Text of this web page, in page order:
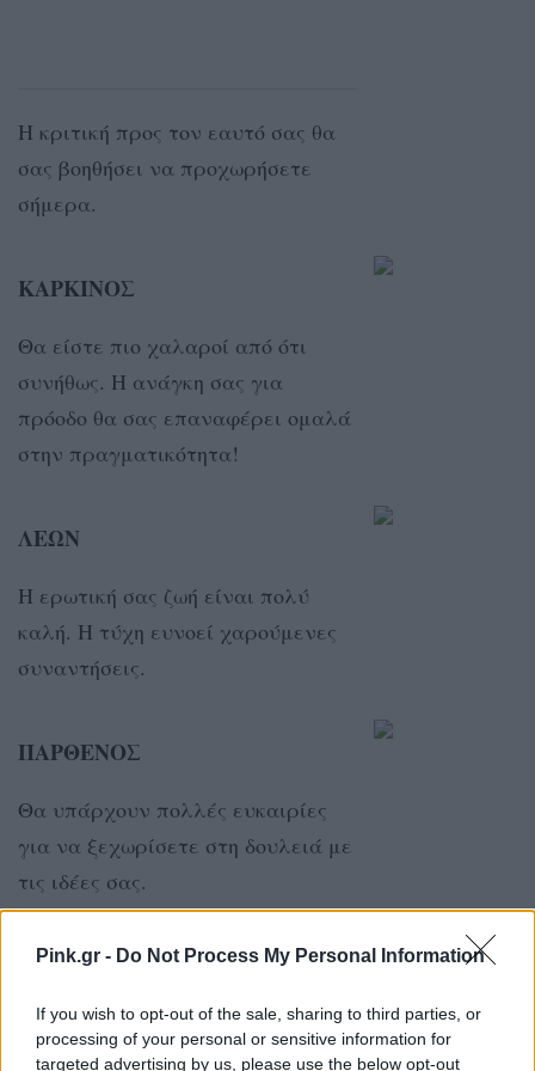
Pink.gr - Do Not Process My Personal Information
If you wish to opt-out of the sale, sharing to third parties, or
processing of your personal or sensitive information for
targeted advertising by us, please use the below opt-out
Η κριτική προς τον εαυτό σας θα
σας βοηθήσει να προχωρήσετε
σήμερα.
ΚΑΡΚΙΝΟΣ
Θα είστε πιο χαλαροί από ότι
συνήθως. Η ανάγκη σας για
πρόοδο θα σας επαναφέρει ομαλά
στην πραγματικότητα!
ΛΕΩΝ
Η ερωτική σας ζωή είναι πολύ
καλή. Η τύχη ευνοεί χαρούμενες
συναντήσεις.
ΠΑΡΘΕΝΟΣ
Θα υπάρχουν πολλές ευκαιρίες
για να ξεχωρίσετε στη δουλειά με
τις ιδέες σας.
ΖΥΓΟΣ
Δεν υπάρχει λόγος να είστε
υπερβολικοί με το φαγητό. Να